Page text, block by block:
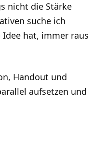
nicht die Stärke
suche ich
Idee hat, immer raus
Handout und
aufsetzen und